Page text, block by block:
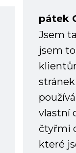
pátek
Jsem
jsem
vlastní
čtyřmi
které